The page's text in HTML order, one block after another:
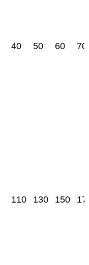
40 50 60 70
110 130 150